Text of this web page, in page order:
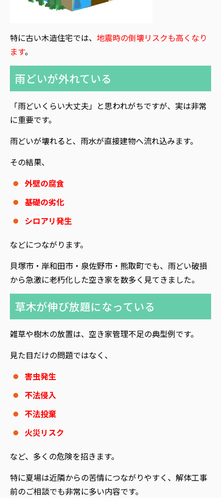
特に古い木造住宅では、 地震時の倒壊リスクも高くなり
ます。
雨どいが外れている
「雨どいくらい大丈夫」と思われがちですが、実は非常
に重要です。
雨どいが壊れると、雨水が直接建物へ流れ込みます。
その結果、
外壁の腐食
基礎の劣化
シロアリ発生
などにつながります。
貝塚市・岸和田市・泉佐野市・熊取町でも、雨どい破損
から急激に老朽化した空き家を数多く見てきました。
草木が伸び放題になっている
雑草や樹木の放置は、空き家管理不足の典型例です。
見た目だけの問題ではなく、
害虫発生
不法侵入
不法投棄
火災リスク
など、多くの危険を招きます。
特に夏場は近隣からの苦情につながりやすく、解体工事
前のご相談でも非常に多い内容です。